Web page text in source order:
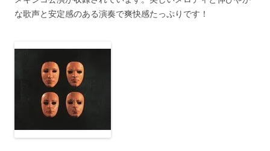
な歌声と安定感のある演奏で爽快感たっぷりです！